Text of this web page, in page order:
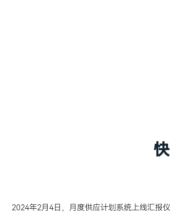
2024年2月4日，月度供应计划系统上线汇报